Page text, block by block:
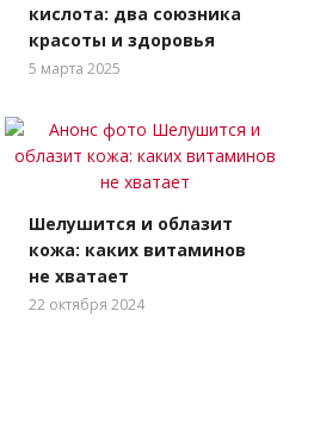
кислота: два союзника
красоты и здоровья
5 марта 2025
Шелушится и облазит
кожа: каких витаминов
не хватает
22 октября 2024